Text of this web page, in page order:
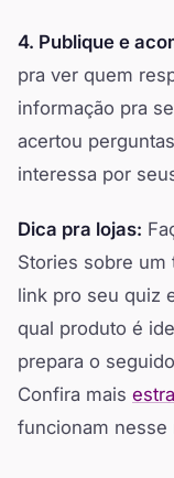
4. Publique e
pra ver quem
informação pra
acertou
interessa por
Dica pra lojas:
Stories sobre um
link pro seu quiz
qual produto é
prepara o
Confira mais
funcionam nesse